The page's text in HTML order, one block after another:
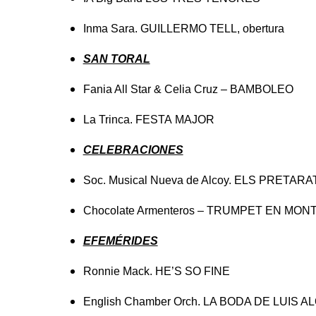
Inma Sara. GUILLERMO TELL, obertura
SAN TORAL
Fania All Star & Celia Cruz – BAMBOLEO
La Trinca. FESTA MAJOR
CELEBRACIONES
Soc. Musical Nueva de Alcoy. ELS
Chocolate Armenteros – TRUMPET EN
EFEMÉRIDES
Ronnie Mack. HE’S SO FINE
English Chamber Orch. LA BODA DE LUIS